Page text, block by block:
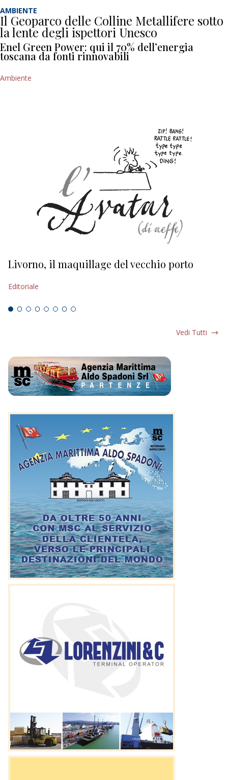
AMBIENTE
Il Geoparco delle Colline Metallifere sotto
la lente degli ispettori Unesco
Enel Green Power: qui il 70% dell’energia
toscana da fonti rinnovabili
Ambiente
Livorno, il maquillage del vecchio porto
Editoriale
Vedi Tutti